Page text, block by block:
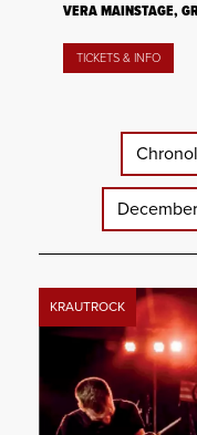
VERA MAINSTAGE,
TICKETS & INFO
KRAUTROCK